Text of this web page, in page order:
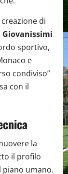
di
Giovanissimi
sportivo,
e
condiviso”
con il
la
il profilo
umano.